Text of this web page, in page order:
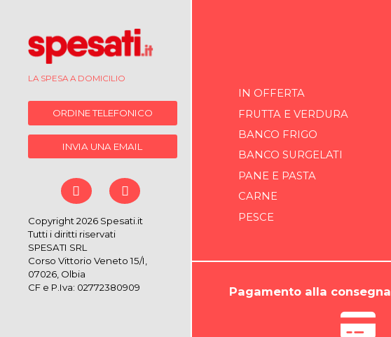
LA SPESA A DOMICILIO
ORDINE TELEFONICO
INVIA UNA EMAIL
Copyright 2026 Spesati.it
Tutti i diritti riservati
SPESATI SRL
Corso Vittorio Veneto 15/I,
07026, Olbia
CF e P.Iva: 02772380909
IN OFFERTA
FRUTTA E VERDURA
BANCO FRIGO
BANCO SURGELATI
PANE E PASTA
CARNE
PESCE
Pagamento alla consegna